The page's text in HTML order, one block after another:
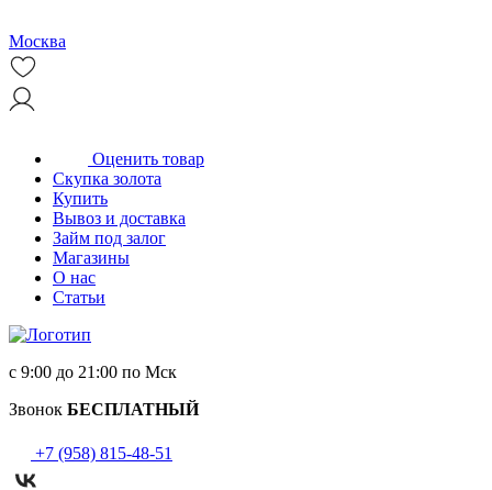
Москва
Оценить товар
Скупка золота
Купить
Вывоз и доставка
Займ под залог
Магазины
О нас
Статьи
с 9:00 до 21:00 по Мск
Звонок БЕСПЛАТНЫЙ
+7 (958) 815-48-51